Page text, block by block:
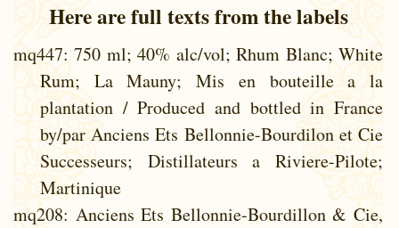
Here are full texts from the labels
mq447: 750 ml; 40% alc/vol; Rhum Blanc; White
Rum; La Mauny; Mis en bouteille a la
plantation / Produced and bottled in France
by/par Anciens Ets Bellonnie-Bourdilon et Cie
Successeurs; Distillateurs a Riviere-Pilote;
Martinique
mq208: Anciens Ets Bellonnie-Bourdillon & Cie,